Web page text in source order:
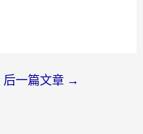
后一篇文章 →